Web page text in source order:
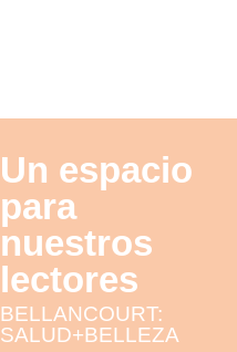
Un espacio
para
nuestros
lectores
BELLANCOURT:
SALUD+BELLEZA